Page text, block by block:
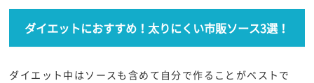
ダイエットにおすすめ！太りにくい市販ソース3選！
ダイエット中はソースも含めて自分で作ることがベストで